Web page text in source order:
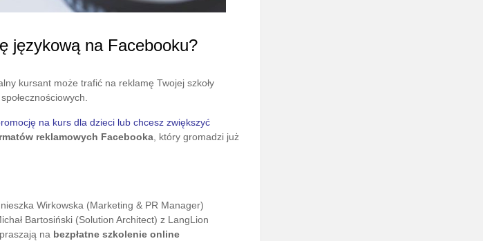
językową na Facebooku?
kursant może trafić na reklamę Twojej szkoły
na kurs dla dzieci lub chcesz zwiększyć
reklamowych Facebooka , który gromadzi już
Wirkowska (Marketing & PR Manager)
Bartosiński (Solution Architect) z LangLion
na bezpłatne szkolenie online